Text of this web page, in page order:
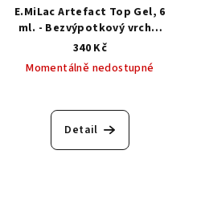
E.MiLac Artefact Top Gel, 6
ml. - Bezvýpotkový vrchní
top gel
340 Kč
Momentálně nedostupné
Detail